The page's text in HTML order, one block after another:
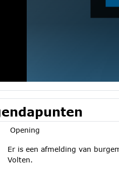
Opening
Er is een afmelding van
Volten.